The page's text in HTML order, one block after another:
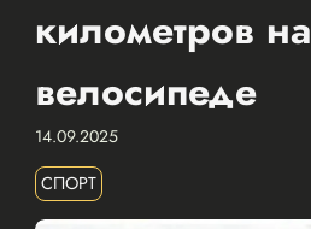
километров на
велосипеде
14.09.2025
СПОРТ